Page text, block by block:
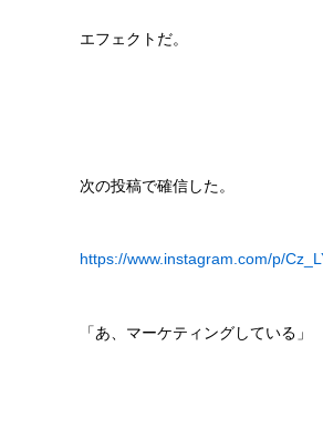
エフェクトだ。
次の投稿で確信した。
https://www.instagram.com/p/
「あ、マーケティングしている」